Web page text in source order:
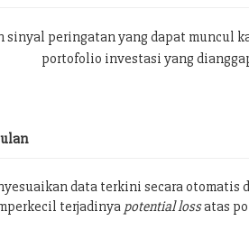
sinyal peringatan yang dapat muncul
portofolio investasi yang
data terkini secara otomatis
terjadinyapotential lossatas